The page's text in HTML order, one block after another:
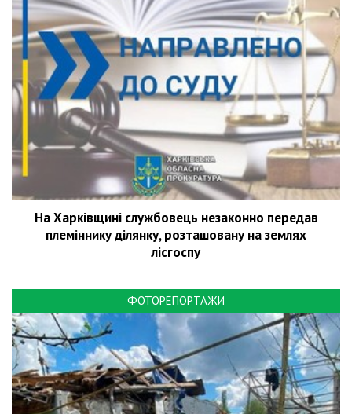
На Харківщині службовець незаконно передав
племіннику ділянку, розташовану на землях
лісгоспу
ФОТОРЕПОРТАЖИ